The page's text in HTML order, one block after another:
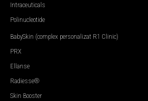
BabySkin (complex personalizat R1 Clinic)
PRX
Ellanse
Radiesse®
Skin Booster
Intraceuticals
Polinucleotide